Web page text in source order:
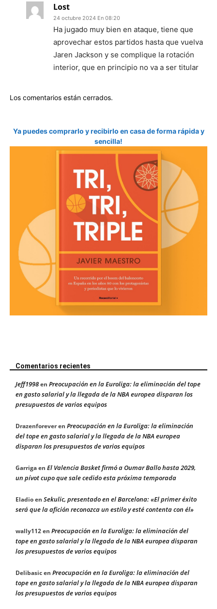
Lost
24 octubre 2024 En 08:20
Ha jugado muy bien en ataque, tiene que
aprovechar estos partidos hasta que vuelva
Jaren Jackson y se complique la rotación
interior, que en principio no va a ser titular
Los comentarios están cerrados.
Ya puedes comprarlo y recibirlo en casa de forma rápida y
sencilla!
Comentarios recientes
Jeff1998en Preocupación en la Euroliga: la eliminación del tope
en gasto salarial y la llegada de la NBA europea disparan los
presupuestos de varios equipos
Drazenforeveren Preocupación en la Euroliga: la eliminación
del tope en gasto salarial y la llegada de la NBA europea
disparan los presupuestos de varios equipos
Garrigaen El Valencia Basket firmó a Oumar Ballo hasta 2029,
un pívot cupo que sale cedido esta próxima temporada
Eladioen Sekulic, presentado en el Barcelona: «El primer éxito
será que la afición reconozca un estilo y esté contenta con él»
wally112en Preocupación en la Euroliga: la eliminación del
tope en gasto salarial y la llegada de la NBA europea disparan
los presupuestos de varios equipos
Delibasicen Preocupación en la Euroliga: la eliminación del
tope en gasto salarial y la llegada de la NBA europea disparan
los presupuestos de varios equipos